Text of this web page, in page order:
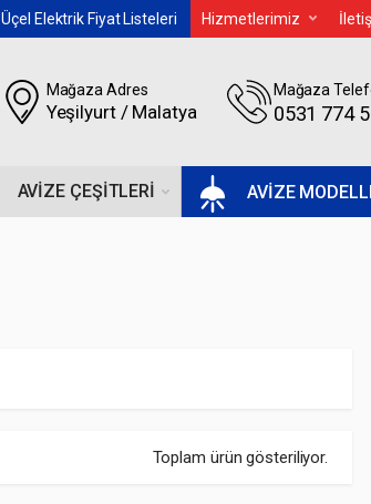
Üçel Elektrik Fiyat Listeleri Hizmetlerimiz
AVIZE ÇEŞITLERI AVİZE
Mağaza Adres
Yeşilyurt / Malatya
Mağaza
0531 774
Toplam ürün gösteriliyor.